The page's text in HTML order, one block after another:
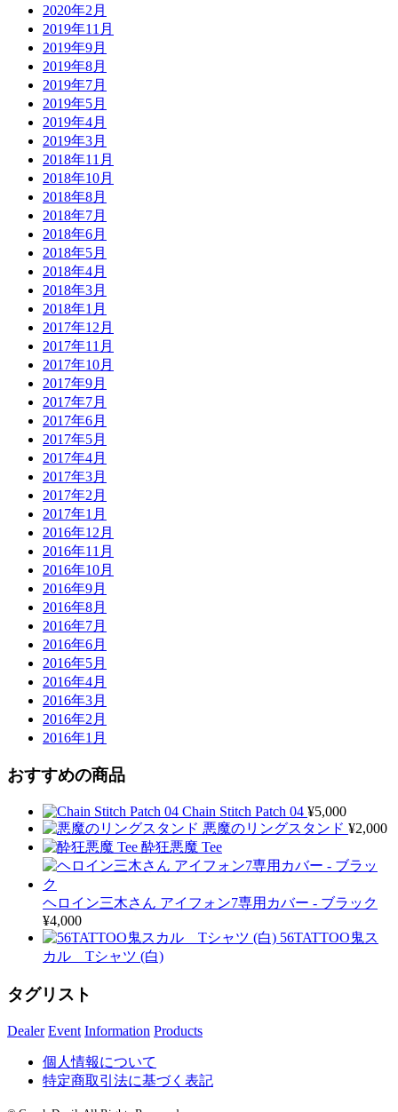
2020年2月
2019年11月
2019年9月
2019年8月
2019年7月
2019年5月
2019年4月
2019年3月
2018年11月
2018年10月
2018年8月
2018年7月
2018年6月
2018年5月
2018年4月
2018年3月
2018年1月
2017年12月
2017年11月
2017年10月
2017年9月
2017年7月
2017年6月
2017年5月
2017年4月
2017年3月
2017年2月
2017年1月
2016年12月
2016年11月
2016年10月
2016年9月
2016年8月
2016年7月
2016年6月
2016年5月
2016年4月
2016年3月
2016年2月
2016年1月
おすすめの商品
Chain Stitch Patch 04 ¥5,000
悪魔のリングスタンド ¥2,000
酔狂悪魔 Tee
ヘロイン三木さん アイフォン7専用カバー - ブラック
¥4,000
56TATTOO鬼ス
カル Tシャツ (白)
タグリスト
Dealer Event Information Products
個人情報について
特定商取引法に基づく表記